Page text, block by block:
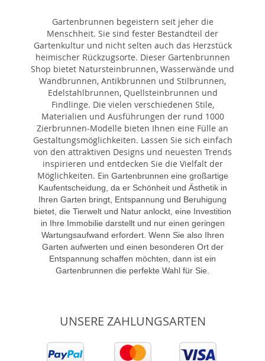
Gartenbrunnen begeistern seit jeher die
Menschheit. Sie sind fester Bestandteil der
Gartenkultur und nicht selten auch das Herzstück
heimischer Rückzugsorte. Dieser Gartenbrunnen
Shop bietet Natursteinbrunnen, Wasserwände und
Wandbrunnen, Antikbrunnen und Stilbrunnen,
Edelstahlbrunnen, Quellsteinbrunnen und
Findlinge. Die vielen verschiedenen Stile,
Materialien und Ausführungen der rund 1000
Zierbrunnen-Modelle bieten Ihnen eine Fülle an
Gestaltungsmöglichkeiten. Lassen Sie sich einfach
von den attraktiven Designs und neuesten Trends
inspirieren und entdecken Sie die Vielfalt der
Möglichkeiten. Ein Gartenbrunnen eine großartige
Kaufentscheidung, da er Schönheit und Ästhetik in
Ihren Garten bringt, Entspannung und Beruhigung
bietet, die Tierwelt und Natur anlockt, eine Investition
in Ihre Immobilie darstellt und nur einen geringen
Wartungsaufwand erfordert. Wenn Sie also Ihren
Garten aufwerten und einen besonderen Ort der
Entspannung schaffen möchten, dann ist ein
Gartenbrunnen die perfekte Wahl für Sie.
UNSERE ZAHLUNGSARTEN